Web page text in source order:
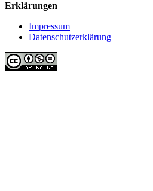
Erklärungen
Impressum
Datenschutzerklärung